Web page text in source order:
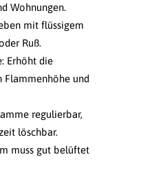
Wohnungen.
mit flüssigem
Ruß.
Erhöht die
Flammenhöhe und
regulierbar,
löschbar.
muss gut belüftet